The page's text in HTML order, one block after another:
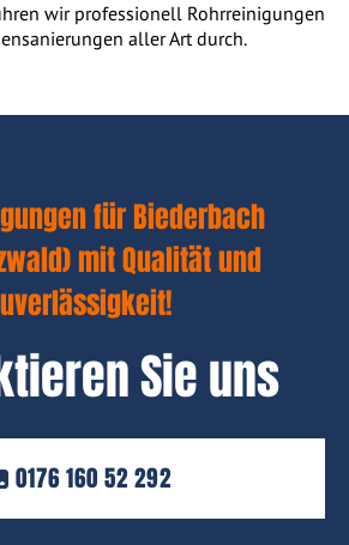
wir professionell Rohrreinigungen
aller Art durch.
für Biederbach
mit Qualität und
Sie uns
0176 160 52 292